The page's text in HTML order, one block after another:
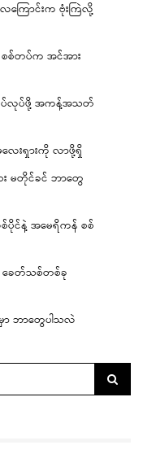
ကြောင်းက ဗုံးကြဲလို့
စစ်တပ်က အင်အား
လုပ်လုပ်ဖို့ အကန့်အသတ်
မလေးရှားကို လာဖို့ရှိ
မတိုင်ခင် ဘာတွေ
ပိုင်နဲ့ အမေရိကန် စစ်
ေတ်သစ်တစ်ခု
မှာ ဘာတွေပါသလဲ